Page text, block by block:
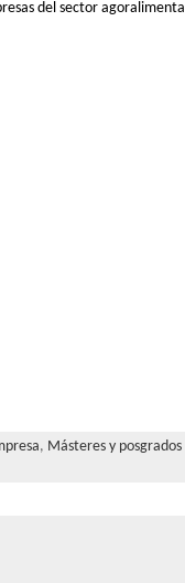
del sector
, Másteres y posgrados